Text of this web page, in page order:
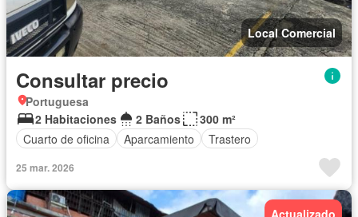
Local Comercial
Consultar precio
Portuguesa
2 Habitaciones
2 Baños
300 m²
Cuarto de oficina
Aparcamiento Trastero
25 mar. 2026
Actualizado